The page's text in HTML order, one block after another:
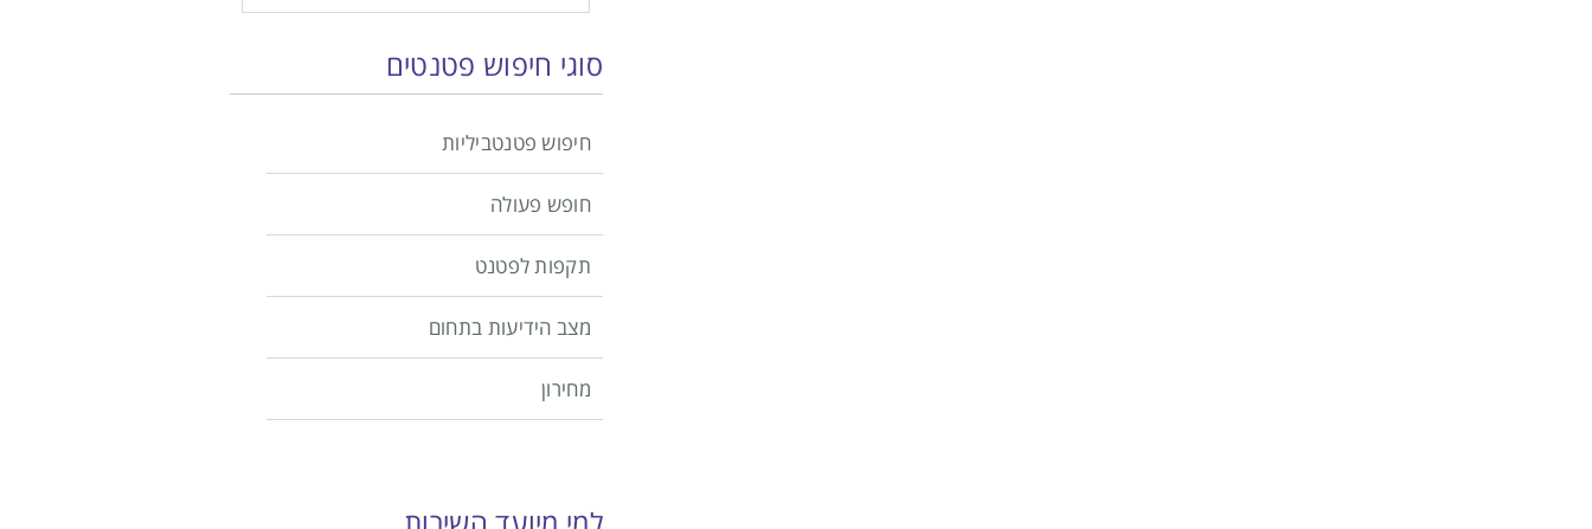
סוגי חיפוש פטנטים
חיפוש פטנטביליות
חופש פעולה
תקפות לפטנט
מצב הידיעות בתחום
מחירון